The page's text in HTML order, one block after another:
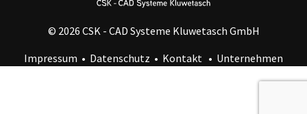
© 2026 CSK - CAD Systeme Kluwetasch GmbH
Impressum • Datenschutz • Kontakt • Unternehmen